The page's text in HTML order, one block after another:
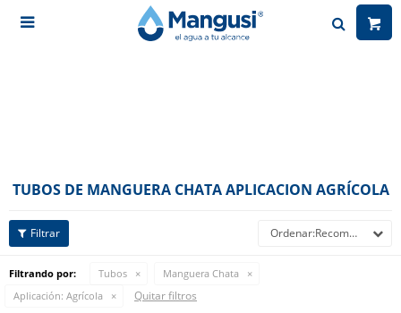

TUBOS DE MANGUERA CHATA APLICACION AGRÍCOLA
Recomendados
Filtrando por: Tubos
Manguera Chata
Aplicación: Agrícola Quitar filtros